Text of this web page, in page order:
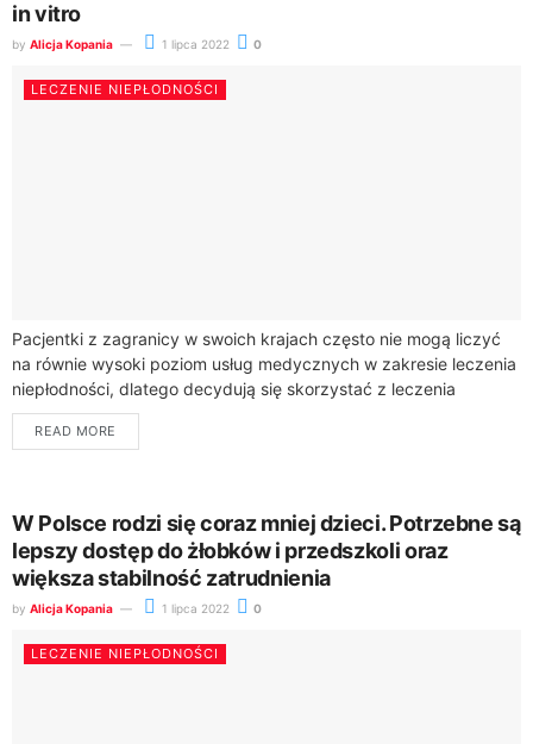
in vitro
by Alicja Kopania 1 lipca 2022 0
LECZENIE NIEPŁODNOŚCI
Pacjentki z zagranicy w swoich krajach często nie mogą liczyć
na równie wysoki poziom usług medycznych w zakresie leczenia
niepłodności, dlatego decydują się skorzystać z leczenia
w Polsce. Tutaj trafiają pod opiekę wyspecjalizowanych
i doświadczonych lekarzy oraz embriologów,...
READ MORE
W Polsce rodzi się coraz mniej dzieci. Potrzebne są
lepszy dostęp do żłobków i przedszkoli oraz
większa stabilność zatrudnienia
by Alicja Kopania 1 lipca 2022 0
LECZENIE NIEPŁODNOŚCI